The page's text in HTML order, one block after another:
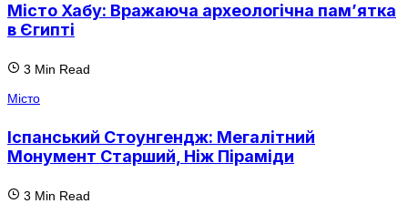
Місто Хабу: Вражаюча археологічна пам’ятка
в Єгипті
3 Min Read
Місто
Іспанський Стоунгендж: Мегалітний
Монумент Старший, Ніж Піраміди
3 Min Read